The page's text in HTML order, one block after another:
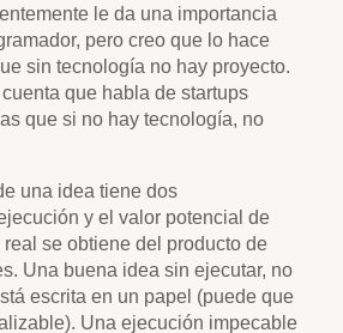
le da una importancia
pero creo que lo hace
sin tecnología no hay proyecto.
que habla de startups
que si no hay tecnología, no
una idea tiene dos
y el valor potencial de
se obtiene del producto de
Una buena idea sin ejecutar, no
escrita en un papel (puede que
Una ejecución impecable